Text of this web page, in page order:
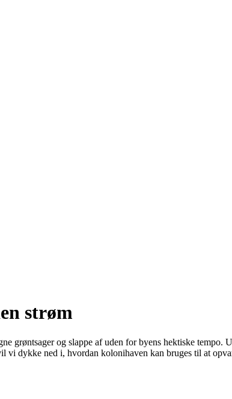
strøm
og slappe af uden for byens hektiske tempo.
vi dykke ned i, hvordan kolonihaven kan bruges til at